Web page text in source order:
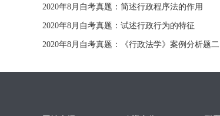
2020年8月自考真题：简述行政程序法的作用
2020年8月自考真题：试述行政行为的特征
2020年8月自考真题：《行政法学》案例分析题二